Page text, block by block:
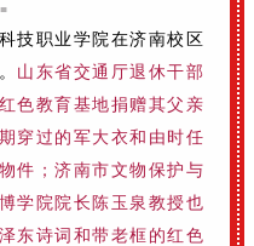
■
技职业学院在济南校区
山东省交通厅退休干部
色教育基地捐赠其父亲
穿过的军大衣和由时任
件；济南市文物保护与
学院院长陈玉泉教授也
东诗词和带老框的红色